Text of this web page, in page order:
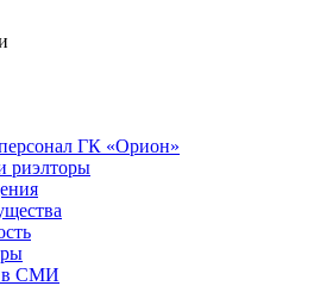
ГК «Орион»
риэлторы
в СМИ